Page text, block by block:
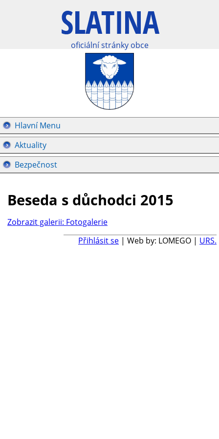
oficiální stránky obce
Hlavní Menu
Aktuality
Bezpečnost
Beseda s důchodci 2015
Zobrazit galerii: Fotogalerie
Přihlásit se | Web by: LOMEGO | URS.